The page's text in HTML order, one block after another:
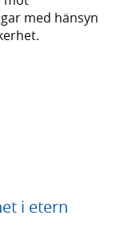
med hänsyn
i etern